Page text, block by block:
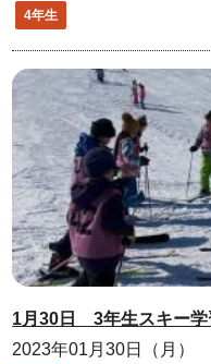
4年生
1月30日 3年生スキー学
2023年01月30日（月）